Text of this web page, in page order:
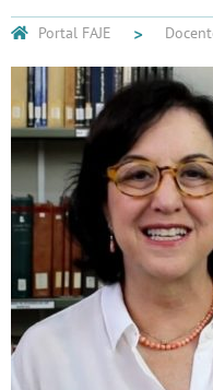
Portal FAJE